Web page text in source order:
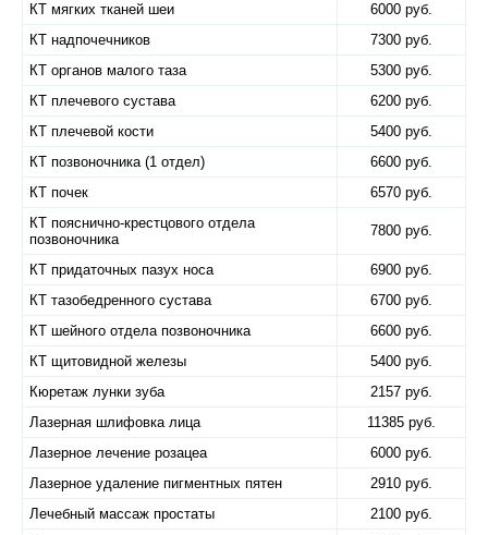
КТ мягких тканей шеи
6000 руб.
КТ надпочечников
7300 руб.
КТ органов малого таза
5300 руб.
КТ плечевого сустава
6200 руб.
КТ плечевой кости
5400 руб.
КТ позвоночника (1 отдел)
6600 руб.
КТ почек
6570 руб.
КТ пояснично-крестцового отдела
позвоночника
7800 руб.
КТ придаточных пазух носа
6900 руб.
КТ тазобедренного сустава
6700 руб.
КТ шейного отдела позвоночника
6600 руб.
КТ щитовидной железы
5400 руб.
Кюретаж лунки зуба
2157 руб.
Лазерная шлифовка лица
11385 руб.
Лазерное лечение розацеа
6000 руб.
Лазерное удаление пигментных пятен
2910 руб.
Лечебный массаж простаты
2100 руб.